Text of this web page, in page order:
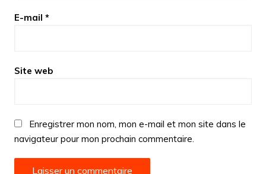
E-mail *
Site web
Enregistrer mon nom, mon e-mail et mon site dans le
navigateur pour mon prochain commentaire.